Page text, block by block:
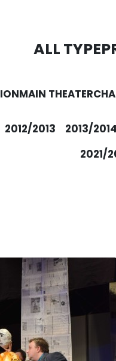
ALL TYPE
MAIN THEATER
2012/2013 2013/2014
2021/